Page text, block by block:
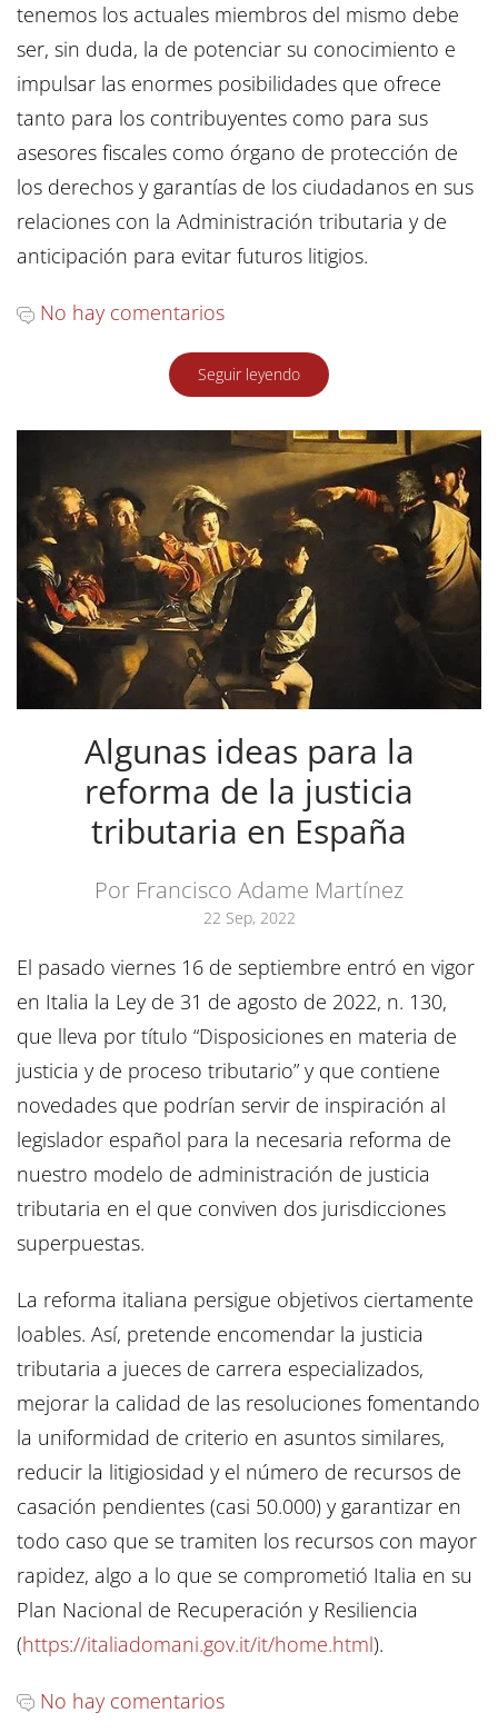
tenemos los actuales miembros del mismo debe
ser, sin duda, la de potenciar su conocimiento e
impulsar las enormes posibilidades que ofrece
tanto para los contribuyentes como para sus
asesores fiscales como órgano de protección de
los derechos y garantías de los ciudadanos en sus
relaciones con la Administración tributaria y de
anticipación para evitar futuros litigios.
No hay comentarios
Seguir leyendo
Algunas ideas para la
reforma de la justicia
tributaria en España
Por Francisco Adame Martínez
22 Sep, 2022
El pasado viernes 16 de septiembre entró en vigor
en Italia la Ley de 31 de agosto de 2022, n. 130,
que lleva por título “Disposiciones en materia de
justicia y de proceso tributario” y que contiene
novedades que podrían servir de inspiración al
legislador español para la necesaria reforma de
nuestro modelo de administración de justicia
tributaria en el que conviven dos jurisdicciones
superpuestas.
La reforma italiana persigue objetivos ciertamente
loables. Así, pretende encomendar la justicia
tributaria a jueces de carrera especializados,
mejorar la calidad de las resoluciones fomentando
la uniformidad de criterio en asuntos similares,
reducir la litigiosidad y el número de recursos de
casación pendientes (casi 50.000) y garantizar en
todo caso que se tramiten los recursos con mayor
rapidez, algo a lo que se comprometió Italia en su
Plan Nacional de Recuperación y Resiliencia
(https://italiadomani.gov.it/it/home.html).
No hay comentarios